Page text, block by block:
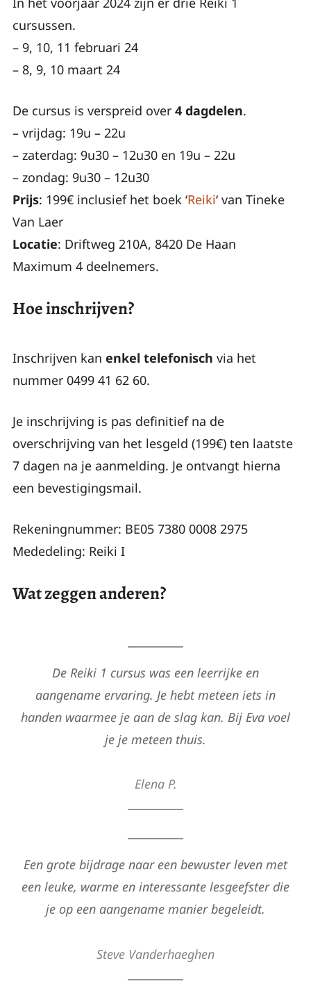
cursussen.
– 9, 10, 11 februari 24
– 8, 9, 10 maart 24
De cursus is verspreid over 4 dagdelen.
– vrijdag: 19u – 22u
– zaterdag: 9u30 – 12u30 en 19u – 22u
– zondag: 9u30 – 12u30
Prijs: 199€ inclusief het boek ‘Reiki‘ van Tineke
Van Laer
Locatie: Driftweg 210A, 8420 De Haan
Maximum 4 deelnemers.
Hoe inschrijven?
Inschrijven kan enkel telefonisch via het
nummer 0499 41 62 60.
Je inschrijving is pas definitief na de
overschrijving van het lesgeld (199€) ten laatste
7 dagen na je aanmelding. Je ontvangt hierna
een bevestigingsmail.
Rekeningnummer: BE05 7380 0008 2975
Mededeling: Reiki I
Wat zeggen anderen?
De Reiki 1 cursus was een leerrijke en
aangename ervaring. Je hebt meteen iets in
handen waarmee je aan de slag kan. Bij Eva voel
je je meteen thuis.
Elena P.
Een grote bijdrage naar een bewuster leven met
een leuke, warme en interessante lesgeefster die
je op een aangename manier begeleidt.
Steve Vanderhaeghen